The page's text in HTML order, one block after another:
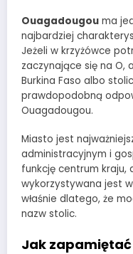
Ouagadougou ma
najbardziej
Jeżeli w krzyżówce
zaczynające się na O,
Burkina Faso albo
prawdopodobną
Ouagadougou.
Miasto jest
administracyjnym i
funkcję centrum kraju,
wykorzystywana jest
właśnie dlatego, że
nazw stolic.
Jak